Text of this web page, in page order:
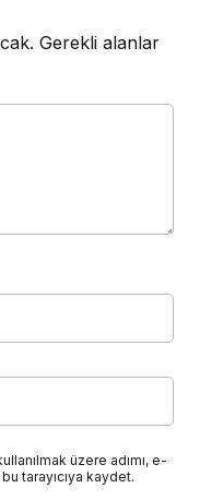
Gerekli alanlar
üzere adımı, e-
tarayıcıya kaydet.